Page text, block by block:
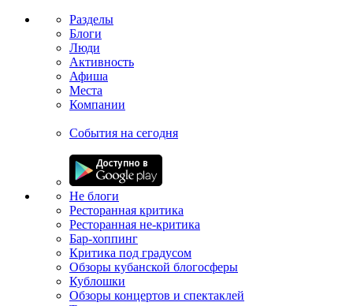
Разделы
Блоги
Люди
Активность
Афиша
Места
Компании
События на сегодня
Не блоги
Ресторанная критика
Ресторанная не-критика
Бар-хоппинг
Критика под градусом
Обзоры кубанской блогосферы
Кублошки
Обзоры концертов и спектаклей